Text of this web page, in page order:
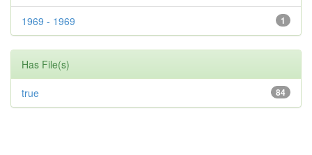
1
1969 - 1969
Has File(s)
84
true